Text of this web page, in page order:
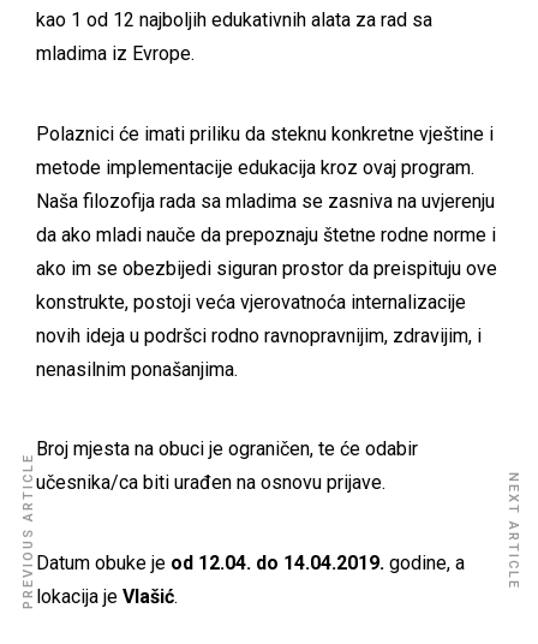
kao 1 od 12 najboljih edukativnih alata za rad sa
mladima iz Evrope.
Polaznici će imati priliku da steknu konkretne vještine i
metode implementacije edukacija kroz ovaj program.
Naša filozofija rada sa mladima se zasniva na uvjerenju
da ako mladi nauče da prepoznaju štetne rodne norme i
ako im se obezbijedi siguran prostor da preispituju ove
konstrukte, postoji veća vjerovatnoća internalizacije
novih ideja u podršci rodno ravnopravnijim, zdravijim, i
nenasilnim ponašanjima.
Broj mjesta na obuci je ograničen, te će odabir
učesnika/ca biti urađen na osnovu prijave.
Datum obuke je od 12.04. do 14.04.2019. godine, a
lokacija je Vlašić.
PREVIOUS ARTICLE NEXT ARTICLE